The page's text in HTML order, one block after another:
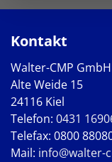
Kontakt
Walter-CMP
Alte Weide 15
24116 Kiel
Telefon: 0431
Telefax: 0800
Mail: info@walter-